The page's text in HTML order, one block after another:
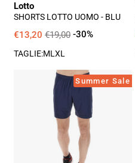
Lotto
SHORTS LOTTO UOMO - BLU
€13,20 €19,00 -30%
TAGLIE:MLXL
Shorts
Lotto
Uomo
Blu
Summer Sale